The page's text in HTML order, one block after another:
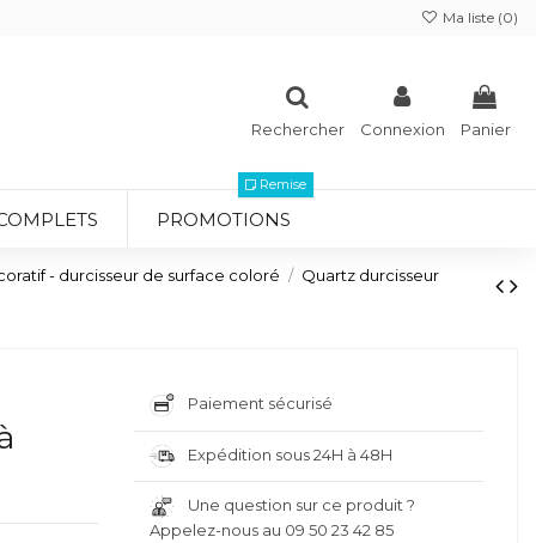
Ma liste (0)
Rechercher Connexion Panier
PROMOTIONS
Remise
- durcisseur de surface coloré Quartz durcisseur
Paiement sécurisé
Expédition sous 24H à 48H
Une question sur ce produit ?
Appelez-nous au 09 50 23 42 85